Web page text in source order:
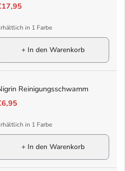
in 1 Farbe
+ In den Warenkorb
Reinigungsschwamm
in 1 Farbe
+ In den Warenkorb